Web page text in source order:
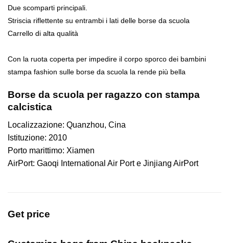
Due scomparti principali.
Striscia riflettente su entrambi i lati delle borse da scuola
Carrello di alta qualità
Con la ruota coperta per impedire il corpo sporco dei bambini
stampa fashion sulle borse da scuola la rende più bella
Borse da scuola per ragazzo con stampa
calcistica
Localizzazione: Quanzhou, Cina
Istituzione: 2010
Porto marittimo: Xiamen
AirPort: Gaoqi International Air Port e Jinjiang AirPort
Get price